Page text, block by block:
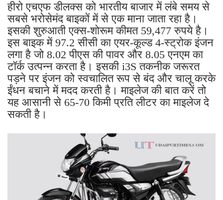
हीरो एचएफ डीलक्स को भारतीय बाजार में लंबे समय से
सबसे भरोसेमंद बाइकों में से एक माना जाता रहा है।
इसकी शुरुआती एक्स-शोरूम कीमत 59,477 रुपये है।
इस बाइक में 97.2 सीसी का एयर-कूल्ड 4-स्ट्रोक इंजन
लगा है जो 8.02 पीएस की पावर और 8.05 एनएम का
टॉर्क उत्पन्न करता है। इसकी i3S तकनीक जरूरत
पड़ने पर इंजन को स्वचालित रूप से बंद और चालू करके
ईंधन बचाने में मदद करती है। माइलेज की बात करें तो
यह आसानी से 65-70 किमी प्रति लीटर का माइलेज दे
सकती है।